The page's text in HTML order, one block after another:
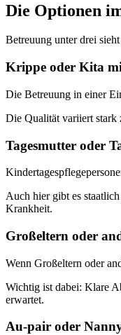
Die Optionen
Betreuung unter drei
Krippe oder Kita
Die Betreuung in einer
Die Qualität variiert stark
Tagesmutter oder
Auch hier gibt es
Krankheit.
Großeltern oder
Wenn Großeltern oder
Wichtig ist dabei: Klare
erwartet.
Au-pair oder